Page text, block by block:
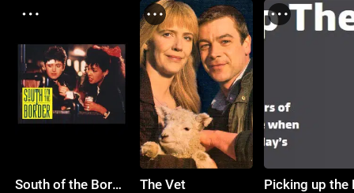
South of the Border The Vet